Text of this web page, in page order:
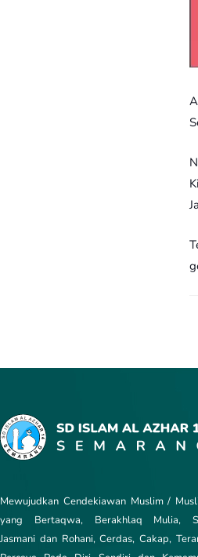
Mewujudkan Cendekiawan Muslim /
yang Bertaqwa, Berakhlaq Mulia,
Jasmani dan Rohani, Cerdas, Cakap,